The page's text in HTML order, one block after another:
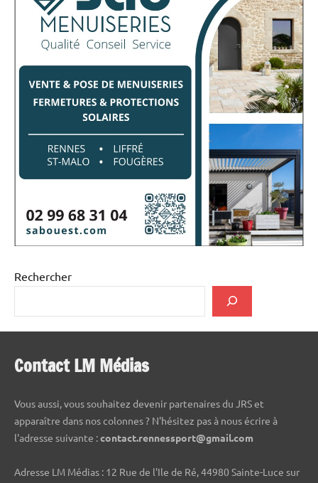
Rechercher
Contact LM Médias
Vous aussi, vous souhaitez devenir partenaires du JRS et
apparaître dans nos colonnes ? N'hésitez pas à nous écrire à
l'adresse suivante :contact.rennessport@gmail.com
Adresse LM Médias : 12 Rue de l'Ile de Ré, 44980 Sainte-Luce sur